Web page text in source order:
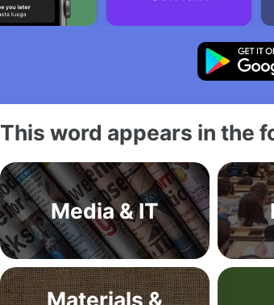
This word appears in the
Media & IT
Materials &